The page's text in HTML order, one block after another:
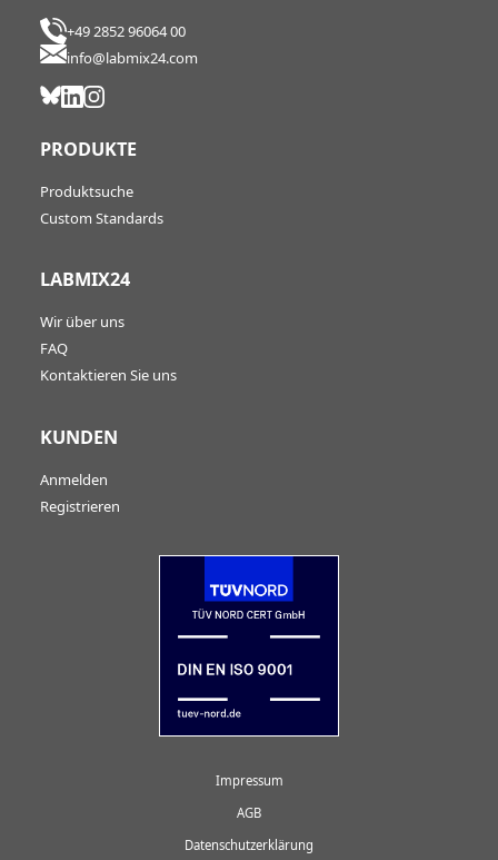
+49 2852 96064 00
info@labmix24.com
PRODUKTE
Produktsuche
Custom Standards
LABMIX24
Wir über uns
FAQ
Kontaktieren Sie uns
KUNDEN
Anmelden
Registrieren
Impressum
AGB
Datenschutzerklärung